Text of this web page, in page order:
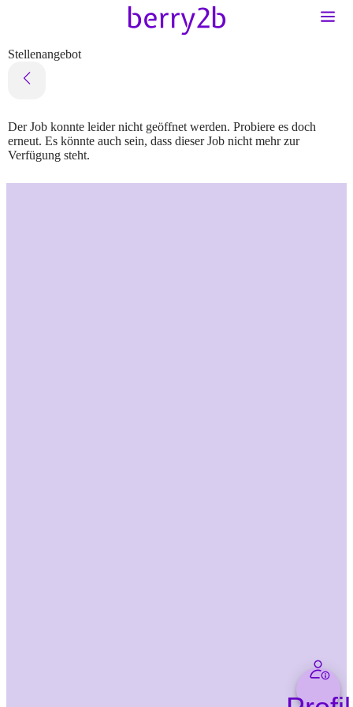
Stellenangebot
Der Job konnte leider nicht geöffnet werden. Probiere es doch
erneut. Es könnte auch sein, dass dieser Job nicht mehr zur
Verfügung steht.